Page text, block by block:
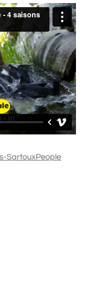
SartouxPeople